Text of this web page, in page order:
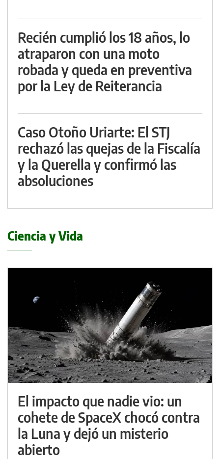
Recién cumplió los 18 años, lo
atraparon con una moto
robada y queda en preventiva
por la Ley de Reiterancia
Caso Otoño Uriarte: El STJ
rechazó las quejas de la Fiscalía
y la Querella y confirmó las
absoluciones
Ciencia y Vida
El impacto que nadie vio: un
cohete de SpaceX chocó contra
la Luna y dejó un misterio
abierto